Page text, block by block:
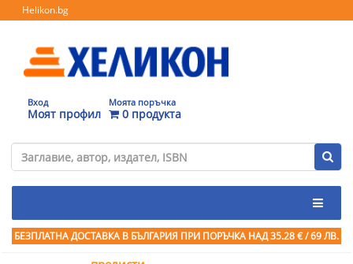
Helikon.bg
Вход
Моят профил
Моята поръчка
0 продукта
БЕЗПЛАТНА ДОСТАВКА В БЪЛГАРИЯ ПРИ ПОРЪЧКА НАД 35.28 € / 69 ЛВ.